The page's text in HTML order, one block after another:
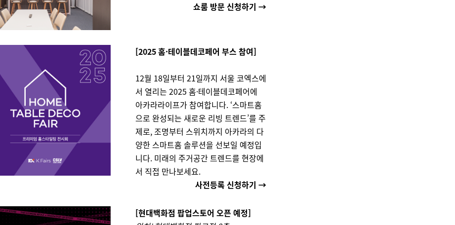
쇼룸 방문 신청하기 →
[2025 홈·테이블데코페어 부스 참여]
12월 18일부터 21일까지 서울 코엑스에
서 열리는 2025 홈·테이블데코페어에
아카라라이프가 참여합니다. ‘스마트홈
으로 완성되는 새로운 리빙 트렌드’를 주
제로, 조명부터 스위치까지 아카라의 다
양한 스마트홈 솔루션을 선보일 예정입
니다. 미래의 주거공간 트렌드를 현장에
서 직접 만나보세요.
사전등록 신청하기 →
[현대백화점 팝업스토어 오픈 예정]